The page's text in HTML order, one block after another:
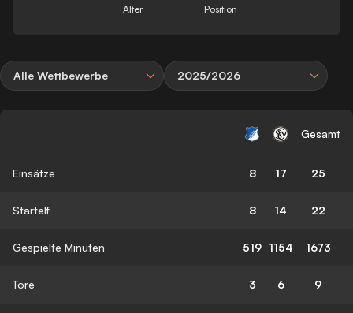
Alter Position
Alle Wettbewerbe 2025/2026
Gesamt
Einsätze 8 17 25
Startelf 8 14 22
Gespielte Minuten 519 1154 1673
Tore 3 6 9